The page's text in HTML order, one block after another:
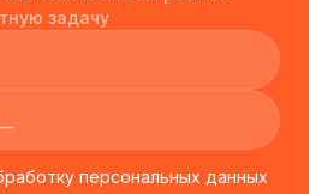
задачу
персональных данных